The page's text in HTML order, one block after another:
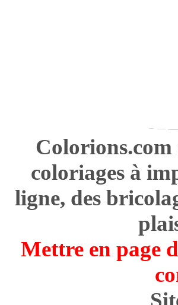
Colorions.com
coloriages à
ligne, des
Mettre en page